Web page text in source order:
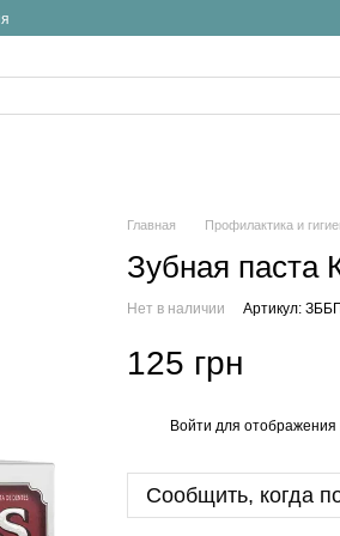
Главная Профилактика и
Зубная паста
Нет в наличии Артикул:
125 грн
Войти для отображения
Сообщить, когда